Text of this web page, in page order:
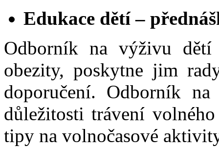
Edukace dětí –
Odborník na výživu dětí
obezity, poskytne jim
doporučení. Odborník
důležitosti trávení
tipy na volnočasové